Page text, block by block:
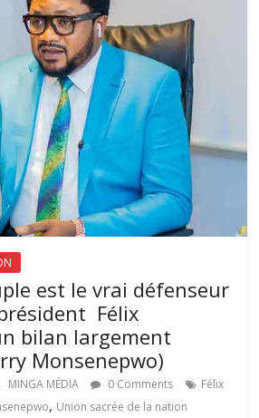
est le vrai défenseur
Félix
bilan largement
Monsenepwo)
MINGA MÉDIA 0 Comments
Félix
, Union sacrée de la nation